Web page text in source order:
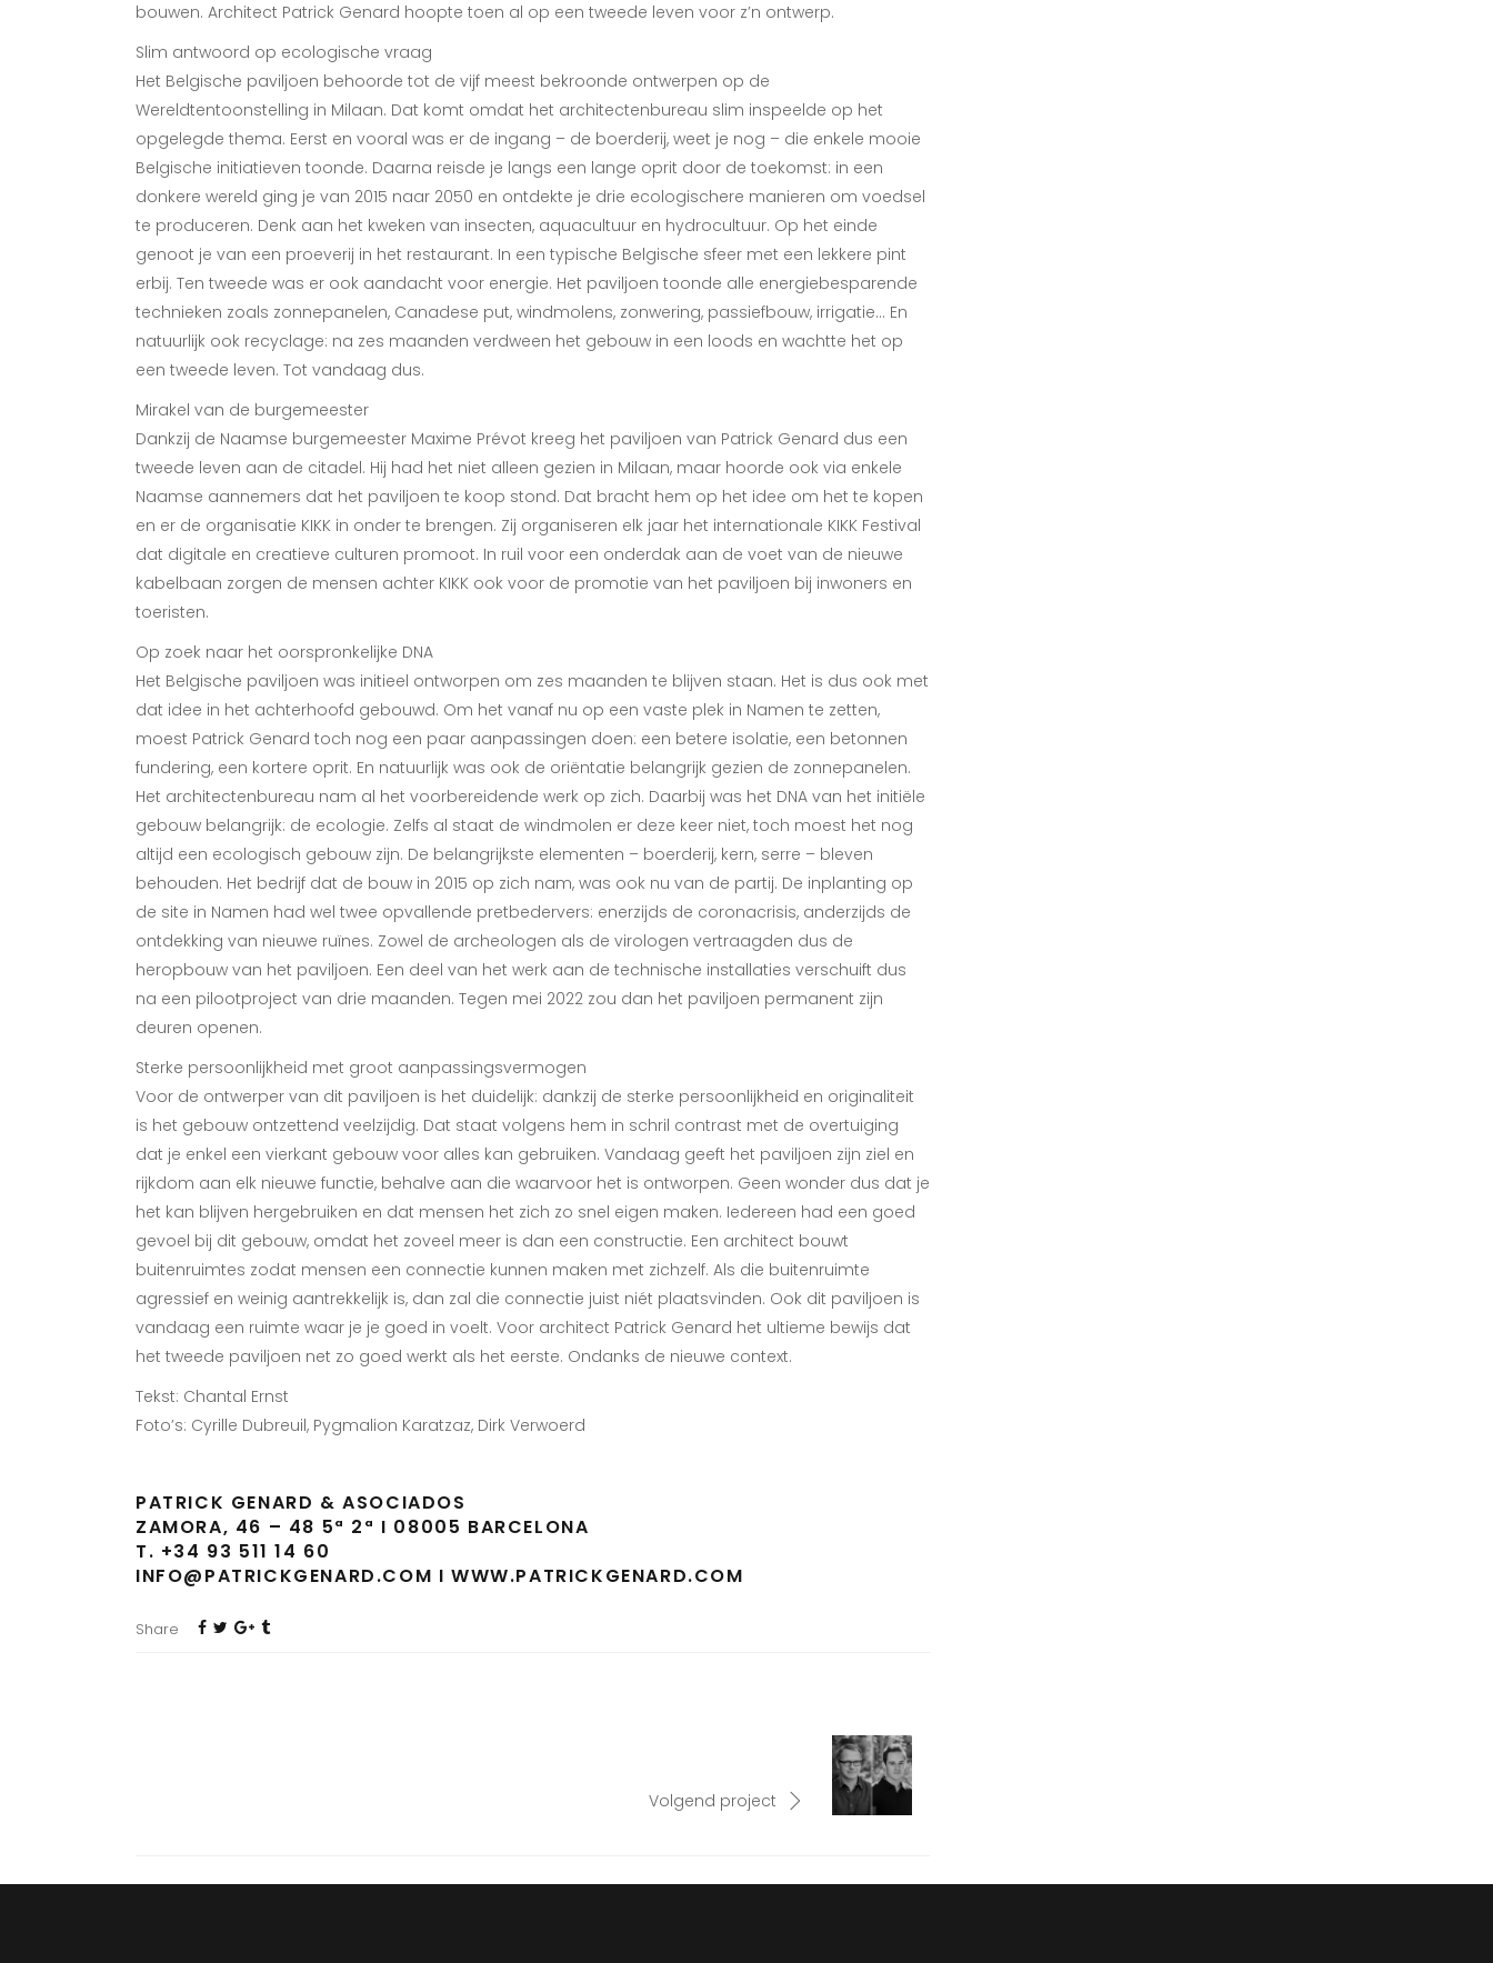
bouwen. Architect Patrick Genard hoopte toen al op een tweede leven voor z’n ontwerp.
Slim antwoord op ecologische vraag
Het Belgische paviljoen behoorde tot de vijf meest bekroonde ontwerpen op de
Wereldtentoonstelling in Milaan. Dat komt omdat het architectenbureau slim inspeelde op het
opgelegde thema. Eerst en vooral was er de ingang – de boerderij, weet je nog – die enkele mooie
Belgische initiatieven toonde. Daarna reisde je langs een lange oprit door de toekomst: in een
donkere wereld ging je van 2015 naar 2050 en ontdekte je drie ecologischere manieren om voedsel
te produceren. Denk aan het kweken van insecten, aquacultuur en hydrocultuur. Op het einde
genoot je van een proeverij in het restaurant. In een typische Belgische sfeer met een lekkere pint
erbij. Ten tweede was er ook aandacht voor energie. Het paviljoen toonde alle energiebesparende
technieken zoals zonnepanelen, Canadese put, windmolens, zonwering, passiefbouw, irrigatie… En
natuurlijk ook recyclage: na zes maanden verdween het gebouw in een loods en wachtte het op
een tweede leven. Tot vandaag dus.
Mirakel van de burgemeester
Dankzij de Naamse burgemeester Maxime Prévot kreeg het paviljoen van Patrick Genard dus een
tweede leven aan de citadel. Hij had het niet alleen gezien in Milaan, maar hoorde ook via enkele
Naamse aannemers dat het paviljoen te koop stond. Dat bracht hem op het idee om het te kopen
en er de organisatie KIKK in onder te brengen. Zij organiseren elk jaar het internationale KIKK Festival
dat digitale en creatieve culturen promoot. In ruil voor een onderdak aan de voet van de nieuwe
kabelbaan zorgen de mensen achter KIKK ook voor de promotie van het paviljoen bij inwoners en
toeristen.
Op zoek naar het oorspronkelijke DNA
Het Belgische paviljoen was initieel ontworpen om zes maanden te blijven staan. Het is dus ook met
dat idee in het achterhoofd gebouwd. Om het vanaf nu op een vaste plek in Namen te zetten,
moest Patrick Genard toch nog een paar aanpassingen doen: een betere isolatie, een betonnen
fundering, een kortere oprit. En natuurlijk was ook de oriëntatie belangrijk gezien de zonnepanelen.
Het architectenbureau nam al het voorbereidende werk op zich. Daarbij was het DNA van het initiële
gebouw belangrijk: de ecologie. Zelfs al staat de windmolen er deze keer niet, toch moest het nog
altijd een ecologisch gebouw zijn. De belangrijkste elementen – boerderij, kern, serre – bleven
behouden. Het bedrijf dat de bouw in 2015 op zich nam, was ook nu van de partij. De inplanting op
de site in Namen had wel twee opvallende pretbedervers: enerzijds de coronacrisis, anderzijds de
ontdekking van nieuwe ruïnes. Zowel de archeologen als de virologen vertraagden dus de
heropbouw van het paviljoen. Een deel van het werk aan de technische installaties verschuift dus
na een pilootproject van drie maanden. Tegen mei 2022 zou dan het paviljoen permanent zijn
deuren openen.
Sterke persoonlijkheid met groot aanpassingsvermogen
Voor de ontwerper van dit paviljoen is het duidelijk: dankzij de sterke persoonlijkheid en originaliteit
is het gebouw ontzettend veelzijdig. Dat staat volgens hem in schril contrast met de overtuiging
dat je enkel een vierkant gebouw voor alles kan gebruiken. Vandaag geeft het paviljoen zijn ziel en
rijkdom aan elk nieuwe functie, behalve aan die waarvoor het is ontworpen. Geen wonder dus dat je
het kan blijven hergebruiken en dat mensen het zich zo snel eigen maken. Iedereen had een goed
gevoel bij dit gebouw, omdat het zoveel meer is dan een constructie. Een architect bouwt
buitenruimtes zodat mensen een connectie kunnen maken met zichzelf. Als die buitenruimte
agressief en weinig aantrekkelijk is, dan zal die connectie juist niét plaatsvinden. Ook dit paviljoen is
vandaag een ruimte waar je je goed in voelt. Voor architect Patrick Genard het ultieme bewijs dat
het tweede paviljoen net zo goed werkt als het eerste. Ondanks de nieuwe context.
Tekst: Chantal Ernst
Foto’s: Cyrille Dubreuil, Pygmalion Karatzaz, Dirk Verwoerd
PATRICK GENARD & ASOCIADOS
ZAMORA, 46 – 48 5ª 2ª I 08005 BARCELONA
T. +34 93 511 14 60
INFO@PATRICKGENARD.COM IWWW.PATRICKGENARD.COM
Share
Volgend project